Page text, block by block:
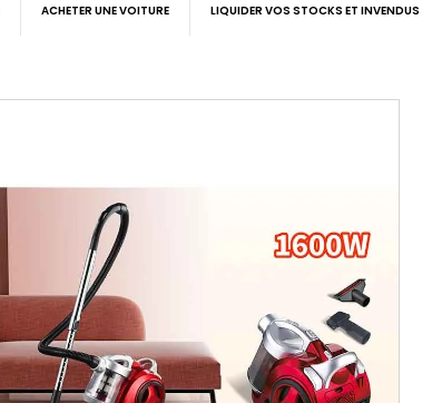
ACHETER UNE VOITURE LIQUIDER VOS STOCKS ET INVENDUS